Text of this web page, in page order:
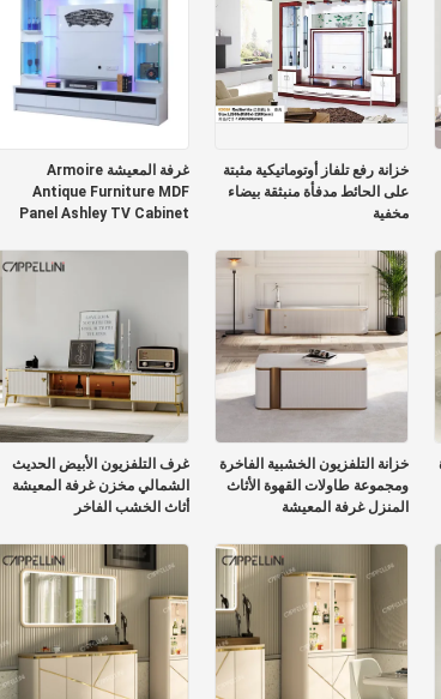
غرفة المعيشة Armoire
Antique Furniture MDF
Panel Ashley TV Cabinet
خزانة رفع تلفاز أوتوماتيكية مثبتة
على الحائط مدفأة منبثقة بيضاء
مخفية
غرف التلفزيون الأبيض الحديث
الشمالي مخزن غرفة المعيشة
أثاث الخشب الفاخر
خزانة التلفزيون الخشبية الفاخرة
ومجموعة طاولات القهوة الأثاث
المنزل غرفة المعيشة